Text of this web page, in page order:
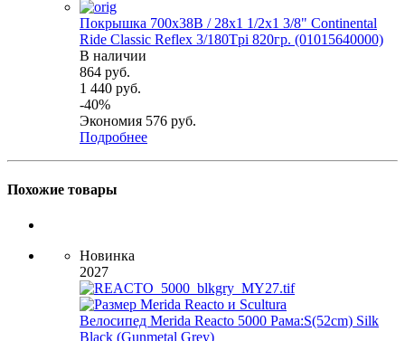
Покрышка 700x38B / 28x1 1/2х1 3/8" Continental
Ride Classic Reflex 3/180Tpi 820гр. (01015640000)
В наличии
864 руб.
1 440 руб.
-40%
Экономия 576 руб.
Подробнее
Похожие товары
Новинка
2027
Велосипед Merida Reacto 5000 Рама:S(52cm) Silk
Black (Gunmetal Grey)